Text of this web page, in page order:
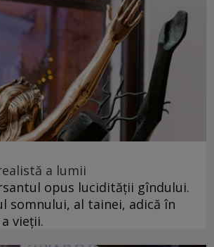
a lumii
opus lucidității gîndului.
somnului, al tainei, adică în
vieții.